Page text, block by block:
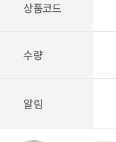
상품코드
수량
알림